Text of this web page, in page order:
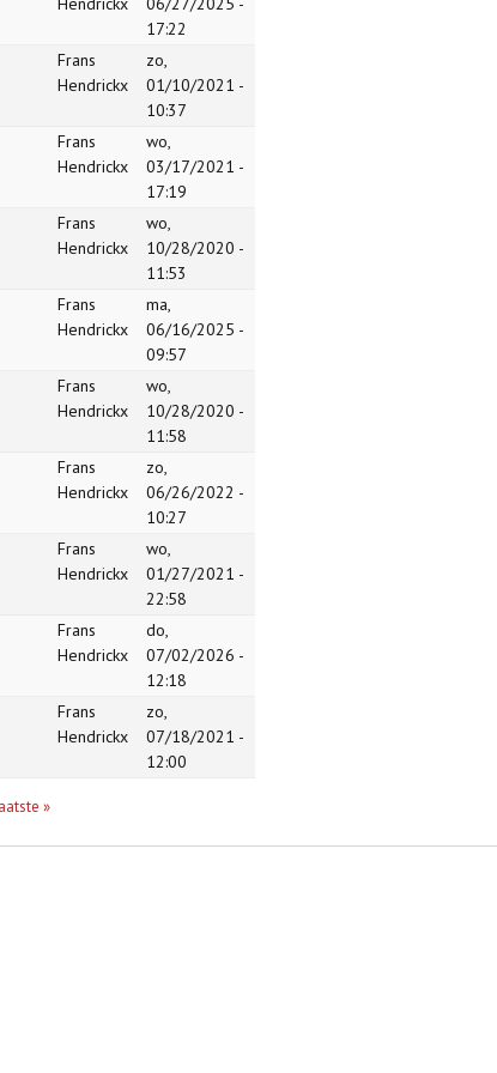
17:22
Frans
Hendrickx
zo,
01/10/2021 -
10:37
Frans
Hendrickx
wo,
03/17/2021 -
17:19
Frans
Hendrickx
wo,
10/28/2020 -
11:53
Frans
Hendrickx
ma,
06/16/2025 -
09:57
Frans
Hendrickx
wo,
10/28/2020 -
11:58
Frans
Hendrickx
zo,
06/26/2022 -
10:27
Frans
Hendrickx
wo,
01/27/2021 -
22:58
Frans
Hendrickx
do,
07/02/2026 -
12:18
Frans
Hendrickx
zo,
07/18/2021 -
12:00
»